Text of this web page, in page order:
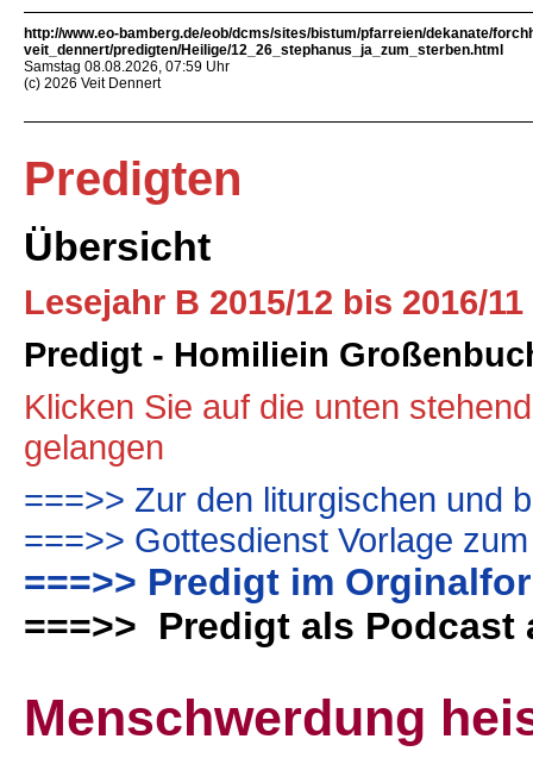
http://www.eo-bamberg.de/eob/dcms/sites/bistum/pfarreien/dekanate/
veit_dennert/predigten/Heilige/12_26_stephanus_ja_zum_sterben.html
Samstag 08.08.2026, 07:59 Uhr
(c) 2026 Veit Dennert
Predigten
Übersicht
Lesejahr B 2015/12 bis 2016/11
Predigt - Homiliein
Klicken Sie auf die unten
gelangen
===>> Zur den liturgischen und
===>> Gottesdienst Vorlage
===>> Predigt im
===>> Predigt als
Menschwerdung